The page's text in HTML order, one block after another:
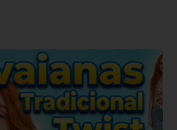
não é mesmo? Não se preocupe,
que você pode usar para limpar e
brilhando novamente. Aprenda
mesmo! Um chinelo que combina
jeans é o chinelo havaianas modelo